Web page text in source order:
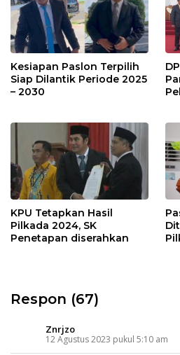
Kesiapan Paslon Terpilih
Siap Dilantik Periode 2025
– 2030
KPU Tetapkan Hasil
Pilkada 2024, SK
Penetapan diserahkan
Respon (67)
Znrjzo
12 Agustus 2023 pukul 5:10 am